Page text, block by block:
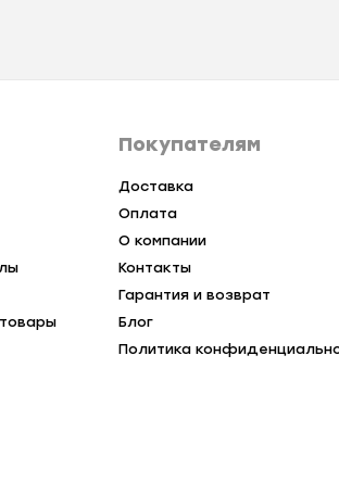
Покупателям
Доставка
Оплата
О компании
Контакты
Гарантия и возврат
Блог
Политика